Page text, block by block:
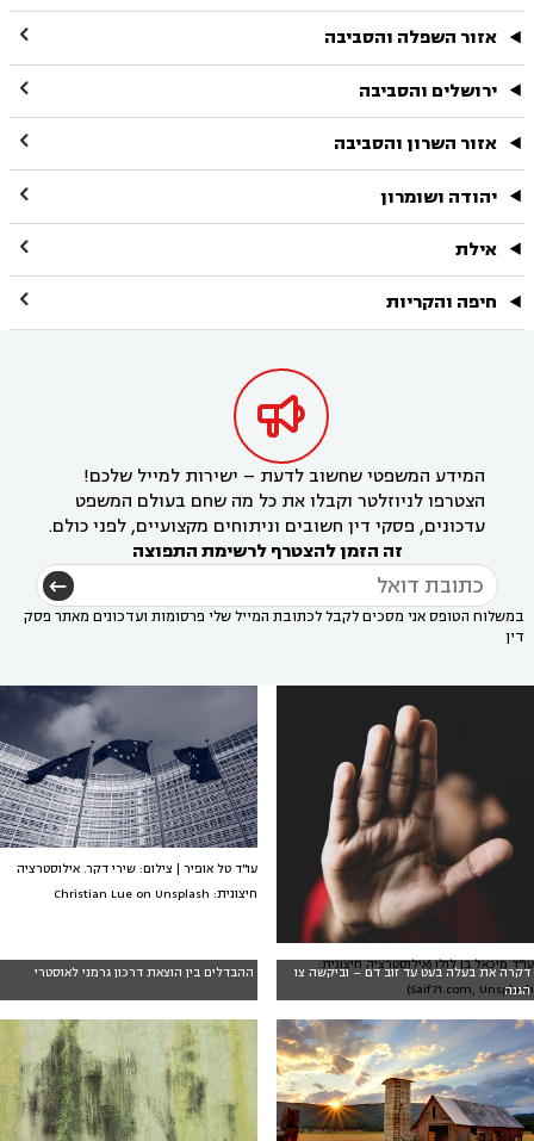
אזור השפלה והסביבה 
ירושלים והסביבה 
אזור השרון והסביבה 
יהודה ושומרון 
אילת 
חיפה והקריות 

המידע המשפטי שחשוב לדעת – ישירות למייל שלכם!
הצטרפו לניוזלטר וקבלו את כל מה שחם בעולם המשפט
עדכונים, פסקי דין חשובים וניתוחים מקצועיים, לפני כולם.
זה הזמן להצטרף לרשימת התפוצה
במשלוח הטופס אני מסכים לקבל לכתובת המייל שלי פרסומות ועדכונים מאתר פסק
דין
דקרה את בעלה בעט עד זוב דם – וביקשה צו
הגנה
עו״ד מיכאל בן לולו (אילוסטרציה חיצונית:
Saif71.com, Unsplash)
ההבדלים בין הוצאת דרכון גרמני לאוסטרי
עו"ד טל אופיר | צילום: שירי דקר. אילוסטרציה
חיצונית: Christian Lue on Unsplash